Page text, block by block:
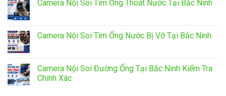
Camera Nội Soi Tìm Ống Thoát Nước Tại Bắc Ninh
Camera Nội Soi Tìm Ống Nước Bị Vỡ Tại Bắc Ninh
Camera Nội Soi Đường Ống Tại Bắc Ninh Kiểm Tra
Chính Xác